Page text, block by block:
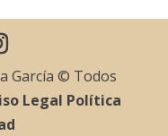
García © Todos
Legal Política